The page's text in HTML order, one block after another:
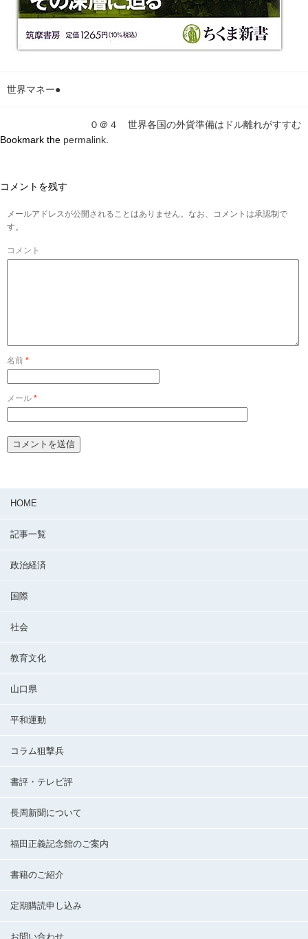
世界マネー●
０＠４ 世界各国の外貨準備はドル離れがすすむ
Bookmark the permalink
コメントを残す
メールアドレスが公開されることはありません。なお、コメントは承認制で
す。
コメント
名前 *
メール *
HOME
記事一覧
政治経済
国際
社会
教育文化
山口県
平和運動
コラム狙撃兵
書評・テレビ評
長周新聞について
福田正義記念館のご案内
書籍のご紹介
定期購読申し込み
お問い合わせ